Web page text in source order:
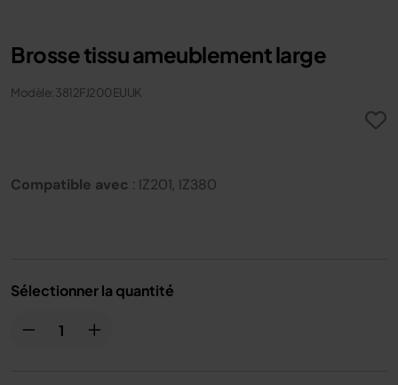
Brosse tissu ameublement large
Modèle: 3812FJ200EUUK
Compatible avec : IZ201, IZ380
Sélectionner la quantité